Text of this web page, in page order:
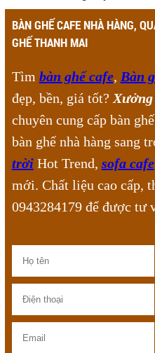
BÀN GHẾ CAFE NHÀ HÀNG,
GHẾ THANH MAI
Tìm bàn ghế cafe, Bàn
đẹp, bền, giá tốt?
chuyên cung cấp bàn
bàn ghế nhà hàng sang
trờiHot Trend, sofa cafe
mới. Chất liệu cao cấp,
0943284179 để được tư